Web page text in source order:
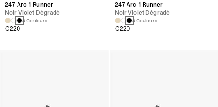
247 Arc-1 Runner
Noir Violet Dégradé
3 Couleurs
€220
247 Arc-1 Runner
Noir Violet Dégradé
3 Couleurs
€220